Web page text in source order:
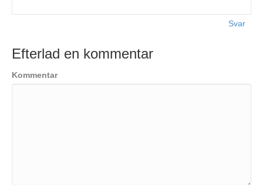
Svar
Efterlad en kommentar
Kommentar